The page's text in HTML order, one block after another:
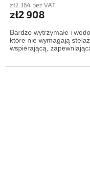
zł2 364 bez VAT
zł2 908
Bardzo wytrzymałe i
które nie wymagają
wspierającą,